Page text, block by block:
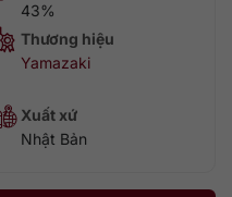
43%
Thương hiệu
Yamazaki
Xuất xứ
Nhật Bản